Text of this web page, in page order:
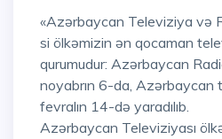
«Azərbaycan Televiziya və Radio Verilişləri» QSC-
si ölkəmizin ən qocaman
qurumudur: Azərbaycan
noyabrın 6-da, Azərbaycan
fevralın 14-də yaradılıb.
Azərbaycan Televiziyası